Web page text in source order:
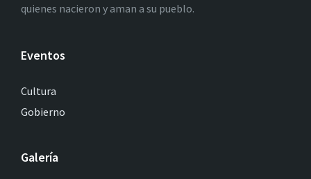
quienes nacieron y aman a su pueblo.
Eventos
Cultura
Gobierno
Galería